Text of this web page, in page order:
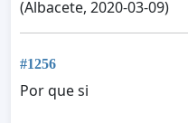
(Albacete, 2020-03-09)
#1256
Por que si